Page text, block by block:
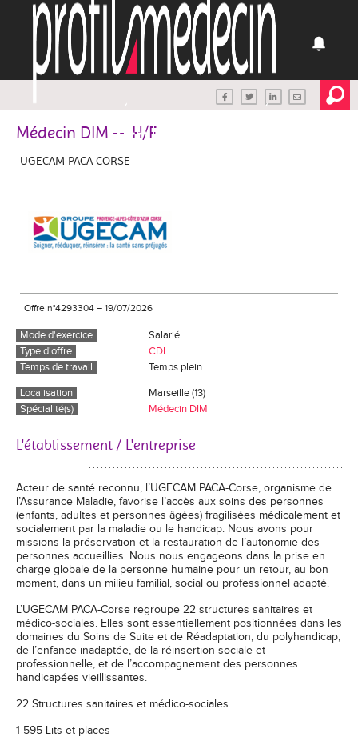
Médecin DIM — H/F
UGECAM PACA CORSE
Offre n°4293304 – 19/07/2026
Mode d'exercice
Salarié
Type d'offre
CDI
Temps de travail
Temps plein
Localisation
Marseille (13)
Spécialité(s)
Médecin DIM
L'établissement / L'entreprise
Acteur de santé reconnu, l’UGECAM PACA-Corse, organisme de
l’Assurance Maladie, favorise l’accès aux soins des personnes
(enfants, adultes et personnes âgées) fragilisées médicalement et
socialement par la maladie ou le handicap. Nous avons pour
missions la préservation et la restauration de l’autonomie des
personnes accueillies. Nous nous engageons dans la prise en
charge globale de la personne humaine pour un retour, au bon
moment, dans un milieu familial, social ou professionnel adapté.
L’UGECAM PACA-Corse regroupe 22 structures sanitaires et
médico-sociales. Elles sont essentiellement positionnées dans les
domaines du Soins de Suite et de Réadaptation, du polyhandicap,
de l’enfance inadaptée, de la réinsertion sociale et
professionnelle, et de l’accompagnement des personnes
handicapées vieillissantes.
22 Structures sanitaires et médico-sociales
1 595 Lits et places